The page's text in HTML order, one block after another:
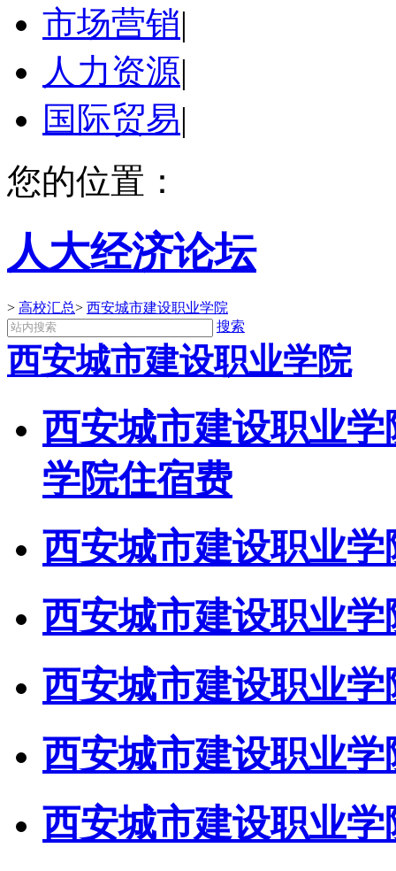
市场营销|
人力资源|
国际贸易|
您的位置：
人大经济论坛
> 高校汇总> 西安城市建设职业学院
搜索
西安城市建设职业学院
西安城市建设职业
学院住宿费
西安城市建设职业
西安城市建设职业
西安城市建设职业
西安城市建设职业
西安城市建设职业